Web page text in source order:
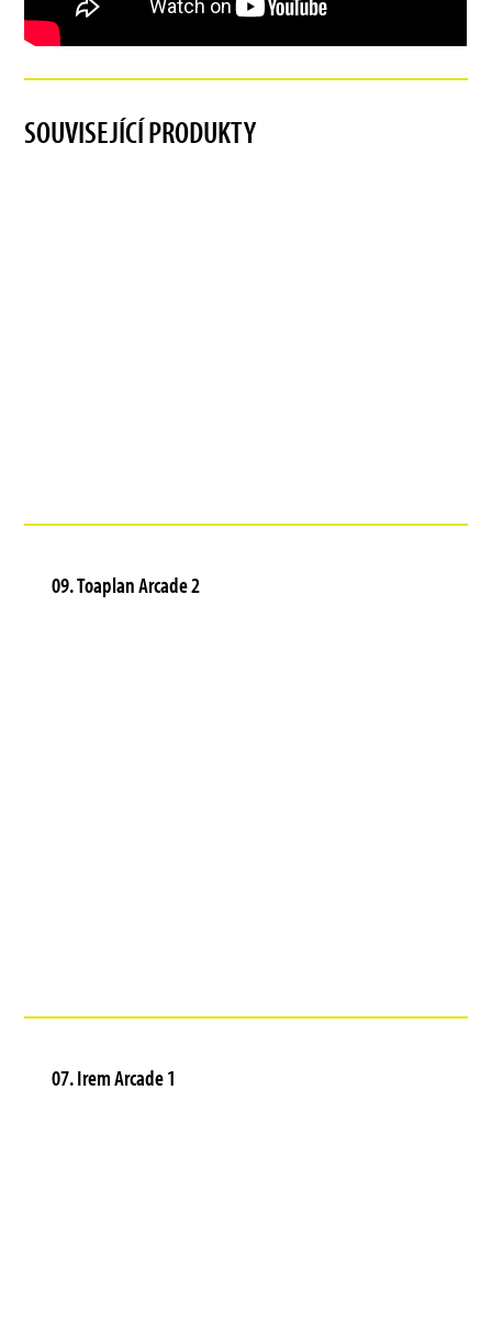
SOUVISEJÍCÍ PRODUKTY
09. Toaplan Arcade 2
07. Irem Arcade 1